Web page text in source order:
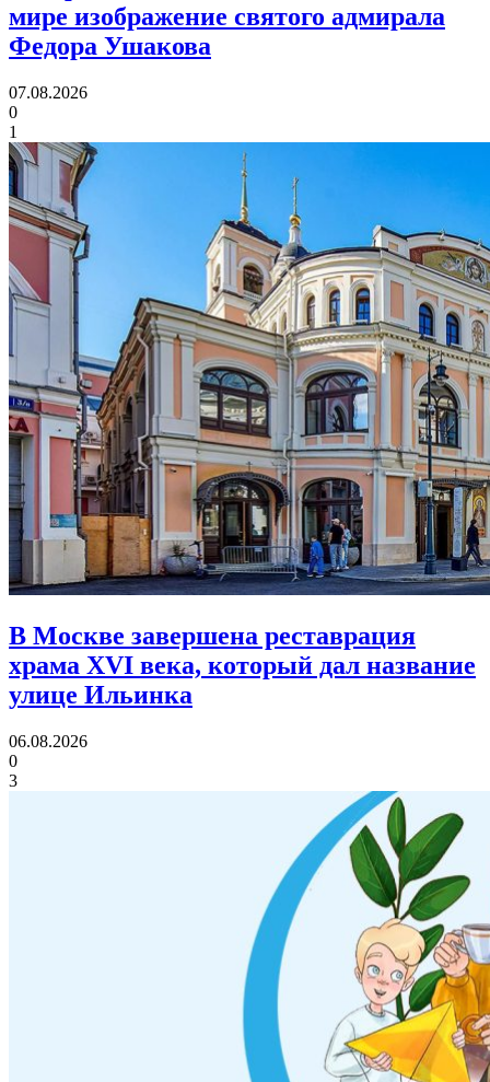
мире изображение святого адмирала
Федора Ушакова
07.08.2026
0
1
В Москве завершена реставрация
храма XVI века, который дал название
улице Ильинка
06.08.2026
0
3